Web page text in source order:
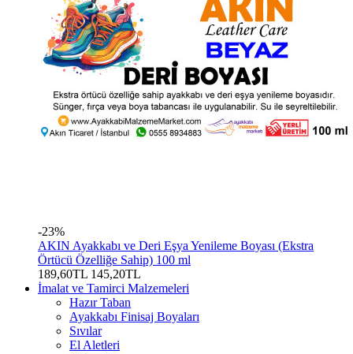
-23%
AKIN Ayakkabı ve Deri Eşya Yenileme Boyası (Ekstra
Örtücü Özelliğe Sahip) 100 ml
189,60TL 145,20TL
İmalat ve Tamirci Malzemeleri
Hazır Taban
Ayakkabı Finisaj Boyaları
Sıvılar
El Aletleri